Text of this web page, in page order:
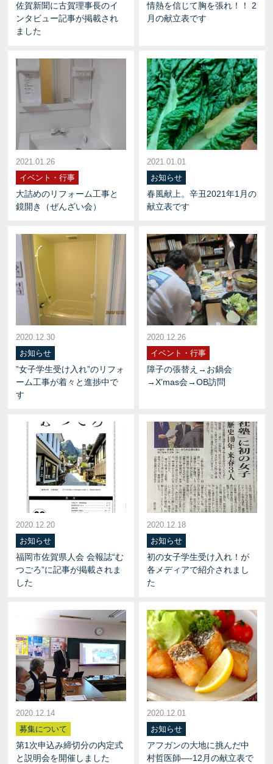
佐賀新聞に古賀理事長のイ
ンタビュー記事が掲載され
ました
情熱を信じて胸を張れ！！ 2
月の献立表です
イベント・行事
2021.01.26
大詰めのリフォーム工事と
鏡開き（ぜんざい会）
お知らせ
2021.01.01
春風献上。辛丑2021年1月の
献立表です
お知らせ
2020.12.30
”女子学生受け入れ”のリフォ
ーム工事が着々と進捗中で
す
イベント・行事
2020.12.26
障子の張替え→お鍋会
→X’mas会→OB訪問
お知らせ
2020.12.20
福岡市佐賀県人会 会報誌“む
つごろ”に記事が掲載されま
した
お知らせ
2020.12.18
初の女子学生受け入れ！が
各メディアで紹介されまし
た
募集について
2020.12.14
第1次申込み締切分の内定式
と説明会を開催しました
お知らせ
2020.12.01
アフガンの大地に挑んだ中
村哲医師—-12月の献立表で